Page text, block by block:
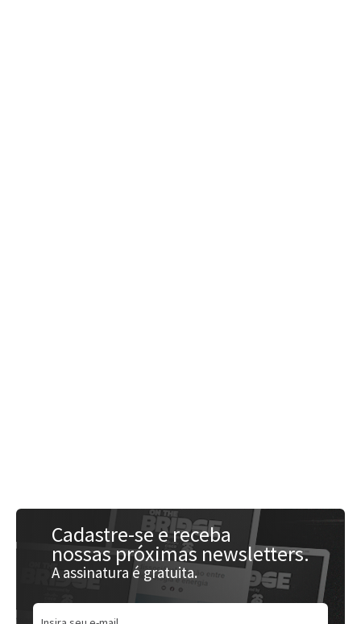
Cadastre-se e receba
nossas próximas newsletters.
A assinatura é gratuita.